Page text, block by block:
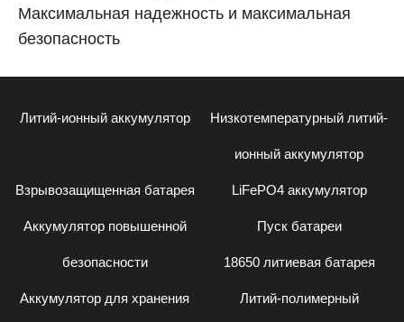
Максимальная надежность и максимальная
безопасность
Литий-ионный аккумулятор Низкотемпературный литий-
ионный аккумулятор
Взрывозащищенная батарея LiFePO4 аккумулятор
Аккумулятор повышенной
безопасности
Пуск батареи
18650 литиевая батарея
Аккумулятор для хранения Литий-полимерный